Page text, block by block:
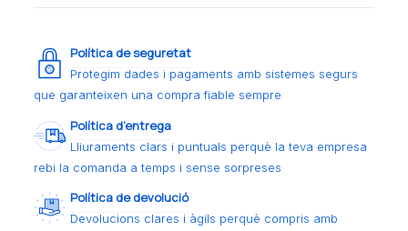
Política de seguretat
Protegim dades i pagaments amb sistemes segurs
que garanteixen una compra fiable sempre
Política d’entrega
Lliuraments clars i puntuals perquè la teva empresa
rebi la comanda a temps i sense sorpreses
Política de devolució
Devolucions clares i àgils perquè compris amb